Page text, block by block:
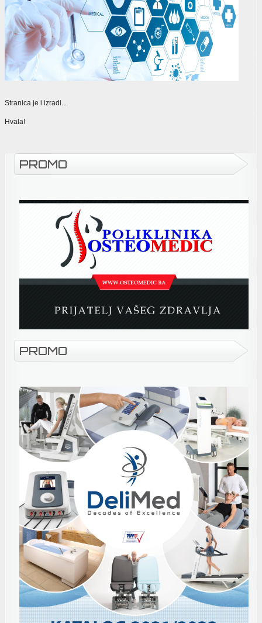
Stranica je i izradi...
Hvala!
PROMO
PROMO